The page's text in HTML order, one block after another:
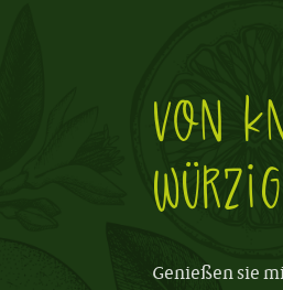
Von
Genießen sie